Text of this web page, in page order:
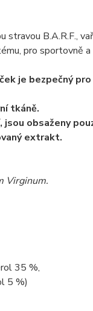
stravou B.A.R.F.,
pro sportovně
je bezpečný
tkáně.
obsaženy
extrakt.
Virginum.
35 %,
5 %)